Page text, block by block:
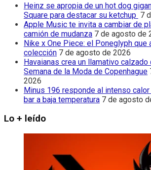
Heinz se apropia de un hot dog
Square para destacar su ketchup 7
Apple Music te invita a cambiar de
camión de mudanza 7 de agosto de
Nike x One Piece: el Poneglyph que
colección 7 de agosto de 2026
Havaianas crea un llamativo calzado
Semana de la Moda de Copenhague
2026
Minus 196 responde al intenso
bar a baja temperatura 7 de agosto
Lo + leído